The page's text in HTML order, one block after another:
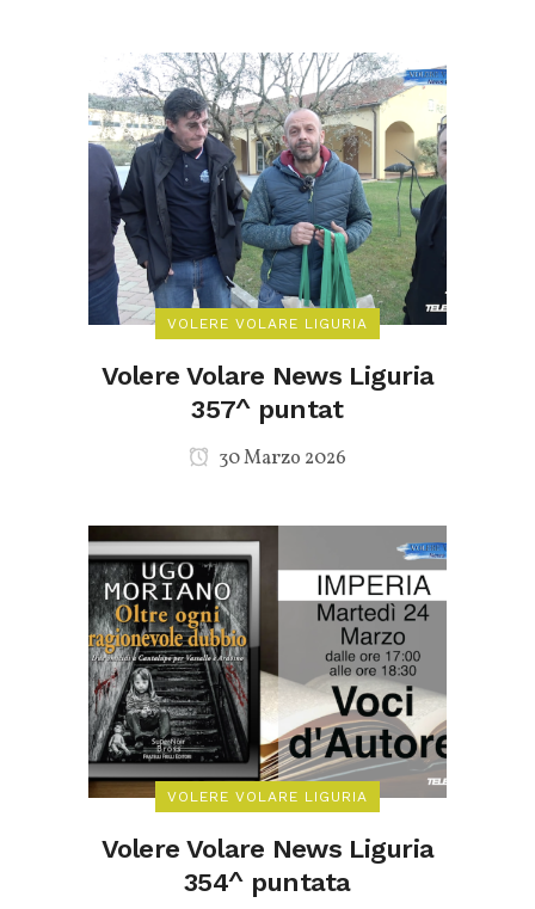
VOLERE VOLARE LIGURIA
Volere Volare News Liguria
357^ puntat
30 Marzo 2026
VOLERE VOLARE LIGURIA
Volere Volare News Liguria
354^ puntata